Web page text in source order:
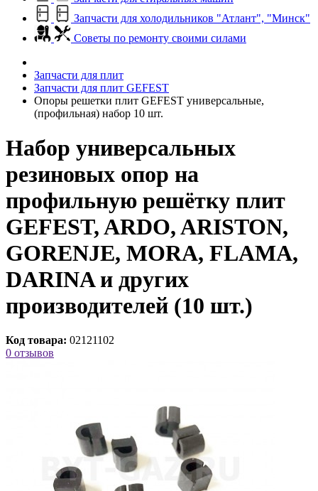
Запчасти для холодильников "Атлант", "Минск"
Советы по ремонту своими силами
Запчасти для плит
Запчасти для плит GEFEST
Опоры решетки плит GEFEST универсальные,
(профильная) набор 10 шт.
Набор универсальных
резиновых опор на
профильную решётку плит
GEFEST, ARDO, ARISTON,
GORENJE, MORA, FLAMA,
DARINA и других
производителей (10 шт.)
Код товара: 02121102
0 отзывов